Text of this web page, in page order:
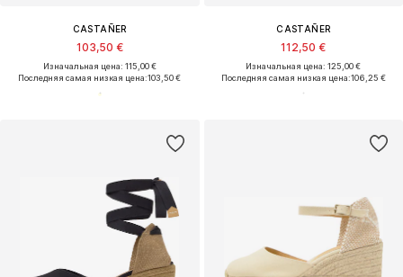
CASTAÑER
103,50 €
Изначальная цена: 115,00 €
Последняя самая низкая цена:103,50 €
CASTAÑER
112,50 €
Изначальная цена: 125,00 €
Последняя самая низкая цена:106,25 €